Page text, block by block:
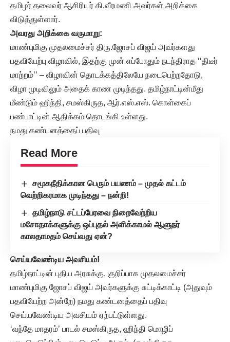
தமிழர் தலைவர் ஆசிரியர் கி.வீரமணி அவர்கள் அறிக்கை
விடுத்துள்ளார்.
அவரது அறிக்கை வருமாறு:
மாண்புமிகு முதலமைச்சர் திரு.ஜோசப் விஜய் அவர்களது
பதவியேற்பு விழாவில், இதற்கு முன் எப்போதும் நடந்திராத ‘‘திடீர்
மாற்றம்’’ – விழாவின் தொடக்கத்திலேயே நடைபெற்றதோடு,
விழா முடிவிலும் அதைக் காண முடிந்தது. தமிழ்நாட்டின்மீது
மீண்டும் ஹிந்தி, சமஸ்கிருத, ஆர்.எஸ்.எஸ். கொள்கைப்
பண்பாட்டின் ஆதிக்கம் தொடங்கி உள்ளது.
நமது கண்டனத்தைப் பதிவு
Read More
சமூகநீதிக்கான பெரும் பயணம் – முதல் கட்டம்
வெற்றிகரமாக முடிந்தது – நன்றி!
தமிழ்நாடு சட்டப்பேரவை நிறைவேற்றிய
மசோதாக்களுக்கு ஒப்புதல் அளிக்காமல் ஆளுநர்
காலதாமதம் செய்வது ஏன்?
செய்யவேண்டிய அவசியம்!
தமிழ்நாட்டின் புதிய அரசுக்கு, குறிப்பாக முதலமைச்சர்
மாண்புமிகு ஜோசப் விஜய் அவர்களுக்கு சுட்டிக்காட்டி (அதுவும்
பதவியேற்ற அன்றே) நமது கண்டனத்தைப் பதிவு
செய்யவேண்டிய அவசியம் ஏற்பட்டுள்ளது.
‘வந்தே மாதரம்’ பாடல் சமஸ்கிருத, ஹிந்தி மொழிப்